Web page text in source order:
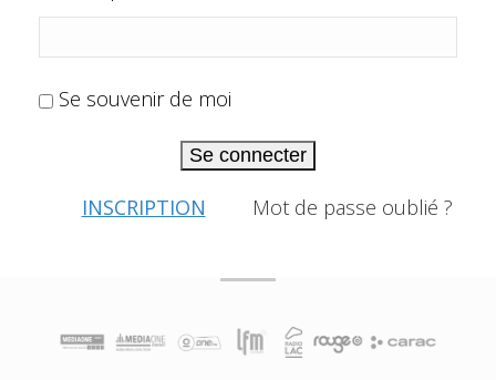
Se souvenir de moi
Se connecter
INSCRIPTION Mot de passe oublié ?